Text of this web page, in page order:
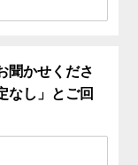
聞かせくださ
なし」とご回